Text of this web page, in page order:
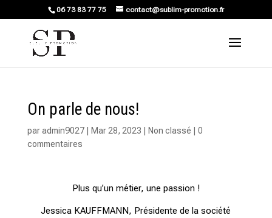
06 73 83 77 75 contact@sublim-promotion.fr
On parle de nous!
paradmin9027| Mar 28, 2023 Non classé
0
commentaires
Plus qu’un métier, une passion !
Jessica KAUFFMANN, Présidente de la société